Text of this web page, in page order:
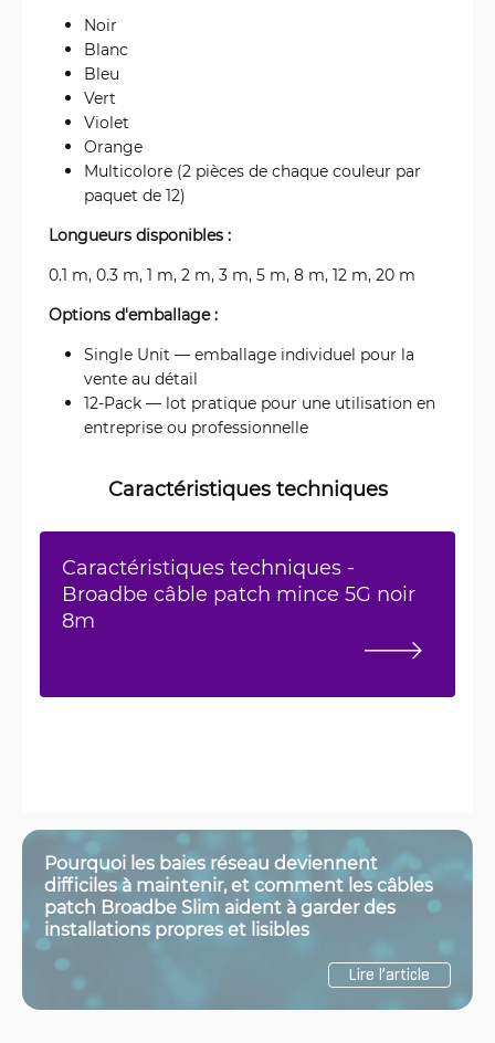
Noir
Blanc
Bleu
Vert
Violet
Orange
Multicolore (2 pièces de chaque couleur par
paquet de 12)
Longueurs disponibles :
0.1 m, 0.3 m, 1 m, 2 m, 3 m, 5 m, 8 m, 12 m, 20 m
Options d'emballage :
Single Unit — emballage individuel pour la
vente au détail
12-Pack — lot pratique pour une utilisation en
entreprise ou professionnelle
Caractéristiques techniques
Caractéristiques techniques -
Broadbe câble patch mince 5G noir
8m
Pourquoi les baies réseau deviennent
difficiles à maintenir, et comment les câbles
patch Broadbe Slim aident à garder des
installations propres et lisibles
Lire l’article